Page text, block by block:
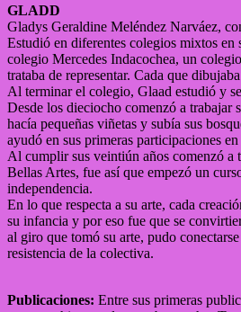
GLADD
Gladys Geraldine Meléndez Narváez,
Estudió en diferentes colegios mixtos en
colegio Mercedes Indacochea, un
trataba de representar. Cada que
Al terminar el colegio, Glaad estudió y
Desde los dieciocho comenzó a trabajar
hacía pequeñas viñetas y subía sus
ayudó en sus primeras participaciones
Al cumplir sus veintiún años comenzó a
Bellas Artes, fue así que empezó un
independencia.
En lo que respecta a su arte, cada
su infancia y por eso fue que se
al giro que tomó su arte, pudo
resistencia de la colectiva.
Publicaciones: Entre sus primeras